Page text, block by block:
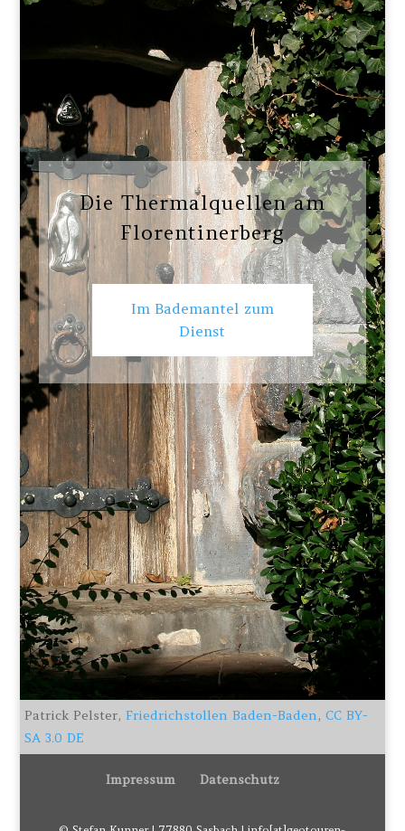
Die Thermalquellen am
Florentinerberg
Im Bademantel zum
Dienst
Patrick Pelster,Friedrichstollen Baden-Baden,CC BY-
SA 3.0 DE
Impressum Datenschutz